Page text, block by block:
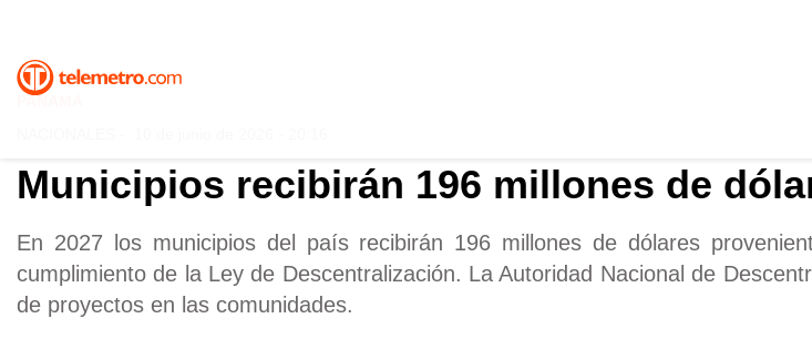
PANAMÁ
Municipios recibirán 196 millones de
En 2027 los municipios del país recibirán 196 millones de dólares
cumplimiento de la Ley de Descentralización. La Autoridad Nacional de
de proyectos en las comunidades.